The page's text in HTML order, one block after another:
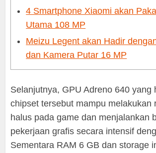
4 Smartphone Xiaomi akan
Utama 108 MP
Meizu Legent akan Hadir
dan Kamera Putar 16 MP
Selanjutnya, GPU Adreno 640 yang
chipset tersebut mampu melakukan
halus pada game dan menjalankan
pekerjaan grafis secara intensif
Sementara RAM 6 GB dan storage